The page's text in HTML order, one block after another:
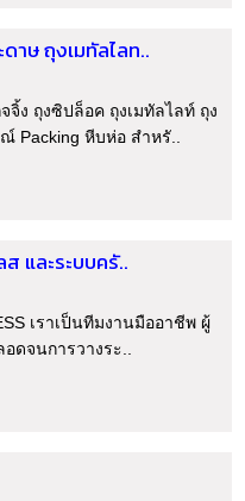
ษ ถุงเมทัลไลท..
ง ถุงซิปล็อค ถุงเมทัลไลท์ ถุง
Packing หีบห่อ สำหรั..
และระบบครั..
เราเป็นทีมงานมืออาชีพ ผู้
ดจนการวางระ..